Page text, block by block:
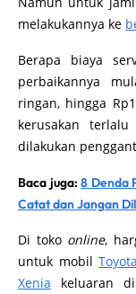
melakukannya ke
Berapa biaya
perbaikannya
ringan, hingga
kerusakan
dilakukan
Baca juga:8 Denda
Catat dan Jangan
Di toko online,
untuk mobil
Xenia keluaran